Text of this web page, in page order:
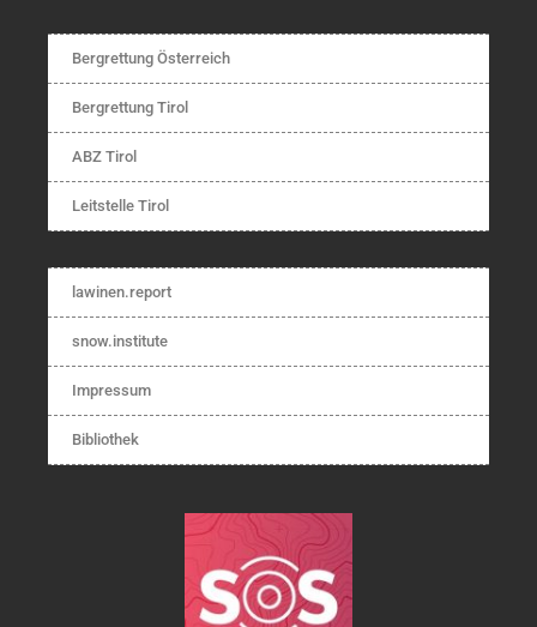
Bergrettung Österreich
Bergrettung Tirol
ABZ Tirol
Leitstelle Tirol
lawinen.report
snow.institute
Impressum
Bibliothek